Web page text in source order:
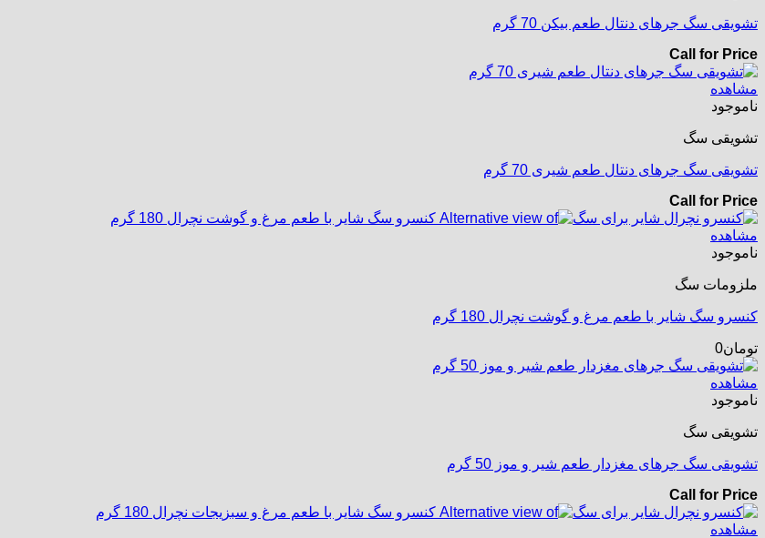
تشویقی سگ جرهای دنتال طعم بیکن 70 گرم
Call for Price
مشاهده
ناموجود
تشویقی سگ
تشویقی سگ جرهای دنتال طعم شیری 70 گرم
Call for Price
مشاهده
ناموجود
ملزومات سگ
کنسرو سگ شایر با طعم مرغ و گوشت نچرال 180 گرم
تومان0
مشاهده
ناموجود
تشویقی سگ
تشویقی سگ جرهای مغزدار طعم شیر و موز 50 گرم
Call for Price
مشاهده